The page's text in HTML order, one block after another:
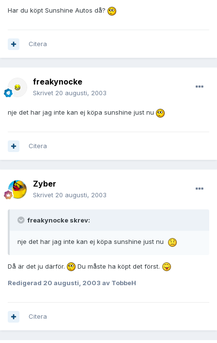
Har du köpt Sunshine Autos då?
Citera
freakynocke
Skrivet 20 augusti, 2003
nje det har jag inte kan ej köpa sunshine just nu
Citera
Zyber
Skrivet 20 augusti, 2003
freakynocke skrev:
nje det har jag inte kan ej köpa sunshine just nu
Då är det ju därför. Du måste ha köpt det först.
Redigerad 20 augusti, 2003 av TobbeH
Citera